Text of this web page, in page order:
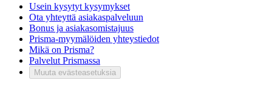
Usein kysytyt kysymykset
Ota yhteyttä asiakaspalveluun
Bonus ja asiakasomistajuus
Prisma-myymälöiden yhteystiedot
Mikä on Prisma?
Palvelut Prismassa
Muuta evästeasetuksia